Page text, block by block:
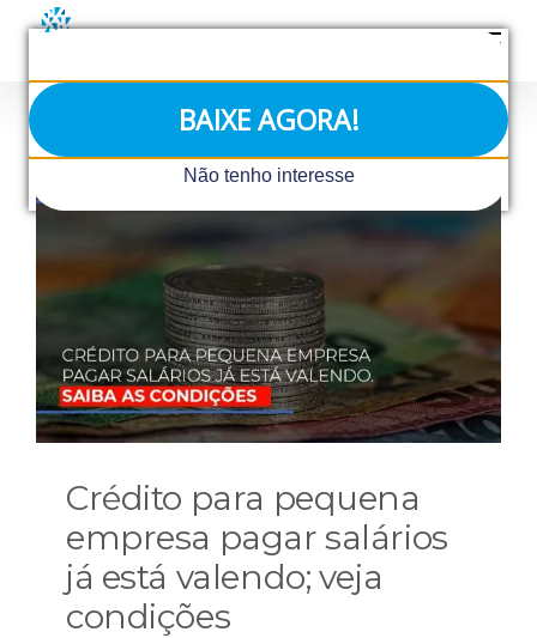
BAIXE AGORA!
Não tenho interesse
conteúdo
Crédito para pequena
empresa pagar salários
já está valendo; veja
condições